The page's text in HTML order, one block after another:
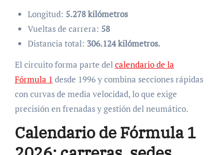
Longitud: 5.278 kilómetros
Vueltas de carrera: 58
Distancia total: 306.124 kilómetros.
El circuito forma parte del calendario de la
Fórmula 1 desde 1996 y combina secciones rápidas
con curvas de media velocidad, lo que exige
precisión en frenadas y gestión del neumático.
Calendario de Fórmula 1